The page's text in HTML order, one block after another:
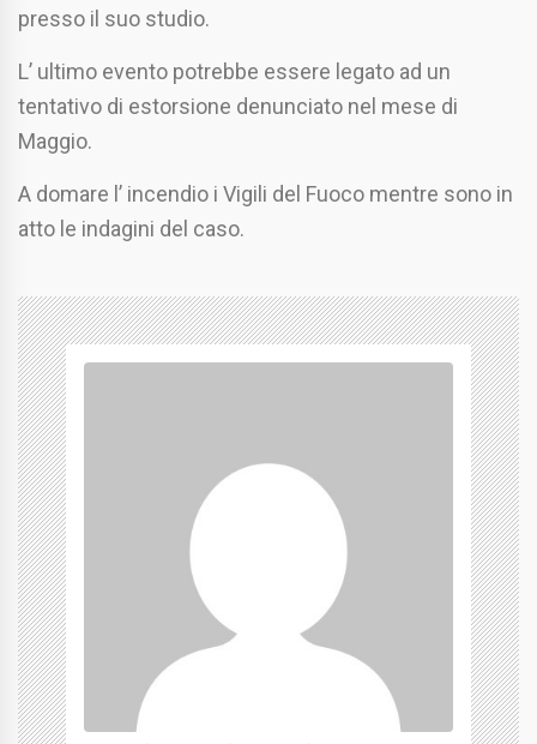
presso il suo studio.
L’ ultimo evento potrebbe essere legato ad un
tentativo di estorsione denunciato nel mese di
Maggio.
A domare l’ incendio i Vigili del Fuoco mentre sono in
atto le indagini del caso.